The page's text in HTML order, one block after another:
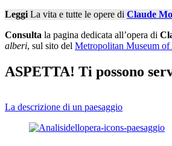
LeggiLa vita e tutte le opere di Claude
Consulta la pagina dedicata all’opera di
alberi, sul sito del Metropolitan Museum
ASPETTA! Ti possono
La descrizione di un paesaggio